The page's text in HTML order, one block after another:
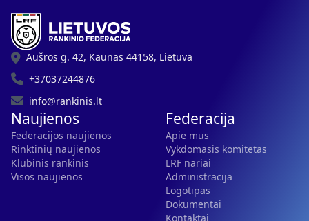
Aušros g. 42, Kaunas 44158, Lietuva
+37037244876
info@rankinis.lt
Naujienos
Federacijos naujienos
Rinktinių naujienos
Klubinis rankinis
Visos naujienos
Federacija
Apie mus
Vykdomasis komitetas
LRF nariai
Administracija
Logotipas
Dokumentai
Kontaktai